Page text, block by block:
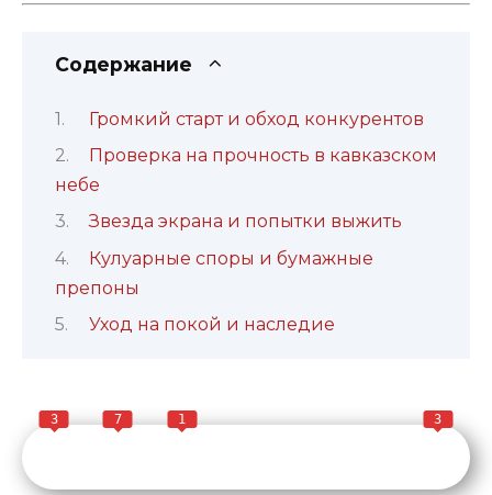
Содержание
Громкий старт и обход конкурентов
Проверка на прочность в кавказском
небе
Звезда экрана и попытки выжить
Кулуарные споры и бумажные
препоны
Уход на покой и наследие
3 7 1 3